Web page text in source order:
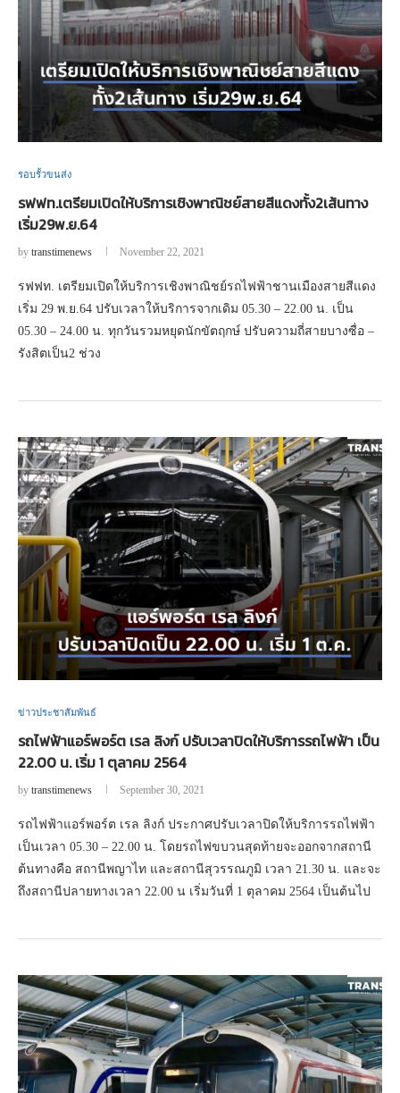
รอบรั้วขนส่ง
รฟฟท.เตรียมเปิดให้บริการเชิงพาณิชย์สายสีแดงทั้ง2เส้นทาง
เริ่ม29พ.ย.64
by transtimenews November 22, 2021
รฟฟท. เตรียมเปิดให้บริการเชิงพาณิชย์รถไฟฟ้าชานเมืองสายสีแดง
เริ่ม 29 พ.ย.64 ปรับเวลาให้บริการจากเดิม 05.30 – 22.00 น. เป็น
05.30 – 24.00 น. ทุกวันรวมหยุดนักขัตฤกษ์ ปรับความถี่สายบางซื่อ –
รังสิตเป็น2 ช่วง
ข่าวประชาสัมพันธ์
รถไฟฟ้าแอร์พอร์ต เรล ลิงก์ ปรับเวลาปิดให้บริการรถไฟฟ้า เป็น
22.00 น. เริ่ม 1 ตุลาคม 2564
by transtimenews September 30, 2021
รถไฟฟ้าแอร์พอร์ต เรล ลิงก์ ประกาศปรับเวลาปิดให้บริการรถไฟฟ้า
เป็นเวลา 05.30 – 22.00 น. โดยรถไฟขบวนสุดท้ายจะออกจากสถานี
ต้นทางคือ สถานีพญาไท และสถานีสุวรรณภูมิ เวลา 21.30 น. และจะ
ถึงสถานีปลายทางเวลา 22.00 น เริ่มวันที่ 1 ตุลาคม 2564 เป็นต้นไป